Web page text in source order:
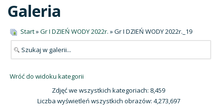
Galeria
Start»Gr I DZIEŃ WODY 2022r. » Gr I DZIEŃ WODY 2022r._19
Wróć do widoku kategorii
Zdjęć we wszystkich kategoriach: 8,459
Liczba wyświetleń wszystkich obrazów: 4,273,697